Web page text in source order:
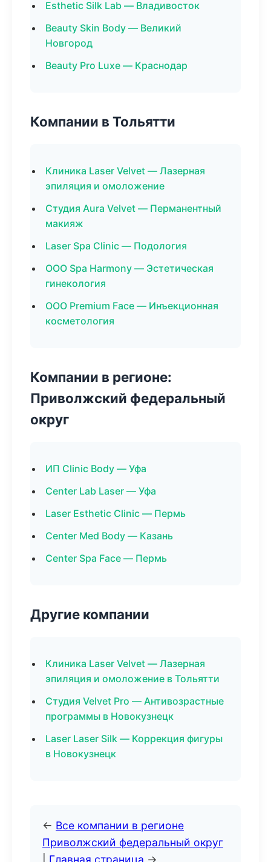
Esthetic Silk Lab — Владивосток
Beauty Skin Body — Великий
Новгород
Beauty Pro Luxe — Краснодар
Компании в Тольятти
Клиника Laser Velvet — Лазерная
эпиляция и омоложение
Студия Aura Velvet — Перманентный
макияж
Laser Spa Clinic — Подология
ООО Spa Harmony — Эстетическая
гинекология
ООО Premium Face — Инъекционная
косметология
Компании в регионе:
Приволжский федеральный
округ
ИП Clinic Body — Уфа
Center Lab Laser — Уфа
Laser Esthetic Clinic — Пермь
Center Med Body — Казань
Center Spa Face — Пермь
Другие компании
Клиника Laser Velvet — Лазерная
эпиляция и омоложение в Тольятти
Студия Velvet Pro — Антивозрастные
программы в Новокузнецк
Laser Laser Silk — Коррекция фигуры
в Новокузнецк
← Все компании в регионе
Приволжский федеральный округ
Главная страница →